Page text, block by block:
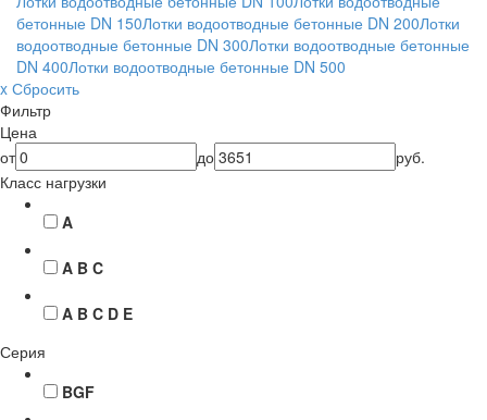
бетонные DN 150Лотки водоотводные бетонные DN 200Лотки
водоотводные бетонные DN 300Лотки водоотводные бетонные
DN 400Лотки водоотводные бетонные DN 500
x Сбросить
Фильтр
Цена
от
до
руб.
Класс нагрузки
A
A B C
A B C D E
Серия
BGF